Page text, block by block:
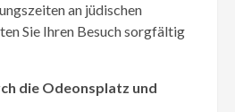
an jüdischen
Sie Ihren Besuch sorgfältig
die Odeonsplatz und